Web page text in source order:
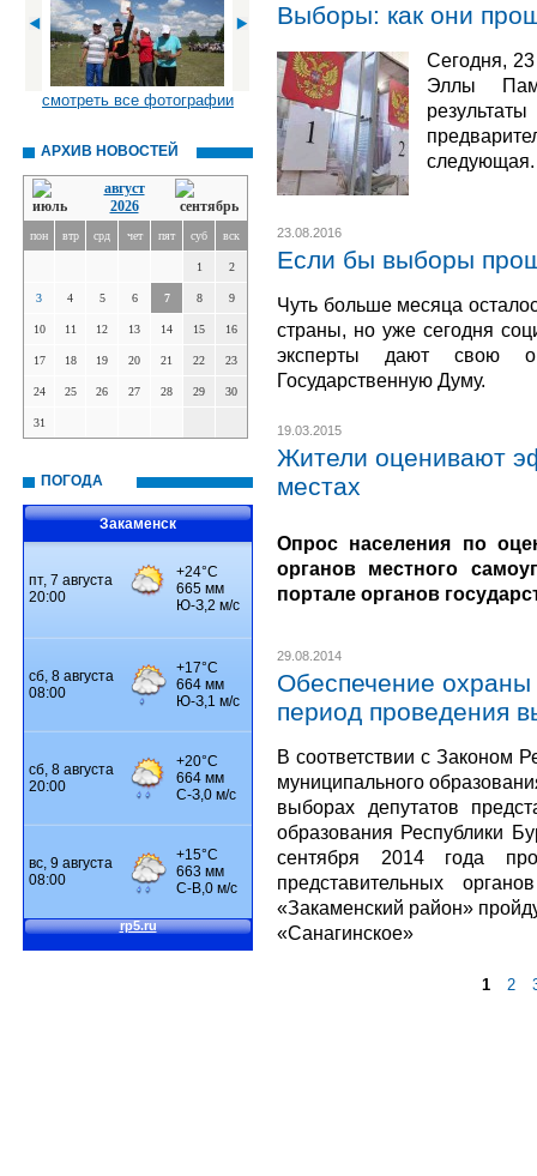
смотреть все фотографии
АРХИВ НОВОСТЕЙ
август
2026
пон втр срд чет пят суб вск
1 2
3 4 5 6 7 8 9
10 11 12 13 14 15 16
17 18 19 20 21 22 23
24 25 26 27 28 29 30
31
ПОГОДА
Закаменск
Выборы: как они
Сегодня,
Эллы
следующая.
23.08.2016
Если бы выборы
Чуть больше месяца
страны, но уже сегодня
эксперты дают свою
Государственную Думу.
19.03.2015
Жители оценивают
местах
Опрос населения по
органов местного
портале органов
29.08.2014
Обеспечение охраны
период проведения
В соответствии с Законом
муниципального
выборах депутатов
образования Республики
сентября 2014 года
представительных
«Закаменский район»
«Санагинское»
1 2